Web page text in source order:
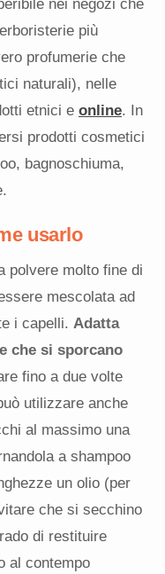
nei negozi che
più
profumerie che
naturali), nelle
etnici e online. In
prodotti cosmetici
bagnoschiuma,
usarlo
polvere molto fine di
mescolata ad
i capelli. Adatta
che si sporcano
fino a due volte
utilizzare anche
al massimo una
a shampoo
un olio (per
che si secchino
di restituire
al contempo